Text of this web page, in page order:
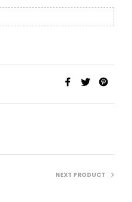
NEXT PRODUCT